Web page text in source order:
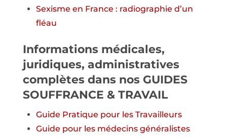
Sexisme en France : radiographie d’un
fléau
Informations médicales,
juridiques, administratives
complètes dans nos GUIDES
SOUFFRANCE & TRAVAIL
Guide Pratique pour les Travailleurs
Guide pour les médecins généralistes